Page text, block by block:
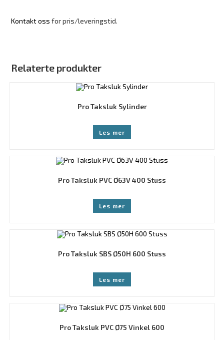
Kontakt oss for pris/leveringstid.
Relaterte produkter
Pro Taksluk Sylinder
Les mer
Pro Taksluk PVC Ø63V 400 Stuss
Les mer
Pro Taksluk SBS Ø50H 600 Stuss
Les mer
Pro Taksluk PVC Ø75 Vinkel 600